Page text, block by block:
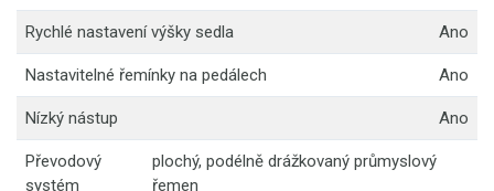
Rychlé nastavení výšky sedla Ano
Nastavitelné řemínky na pedálech Ano
Nízký nástup Ano
Převodový
systém
plochý, podélně drážkovaný průmyslový
řemen